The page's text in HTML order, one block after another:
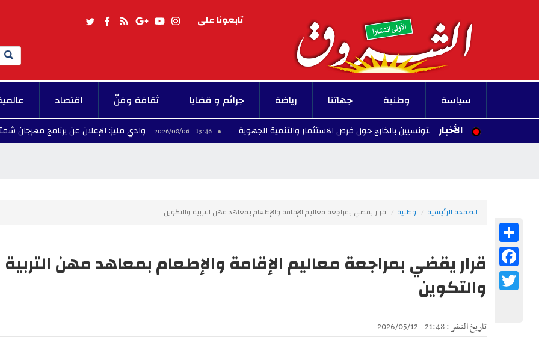
تابعونا على
Search
سياسة وطنية جهاتنا رياضة جرائم و قضايا ثقافة وفنّ اقتصاد
الأخبار
إقليمية لفائدة التونسيين بالخارج حول فرص الاستثمار والتنمية الجهوية 13:46 - 2026/08/06 وادي مليز: الإعلان عن برنامج مهرجان شمتو للتراث
الصفحة الرئيسية وطنية قرار يقضي بمراجعة معاليم الإقامة والإطعام بمعاهد مهن التربية والتكوين
قرار يقضي بمراجعة معاليم الإقامة والإطعام بمعاهد مهن التربية
والتكوين
تاريخ النشر : 21:48 - 2026/05/12
Facebook
Twitter